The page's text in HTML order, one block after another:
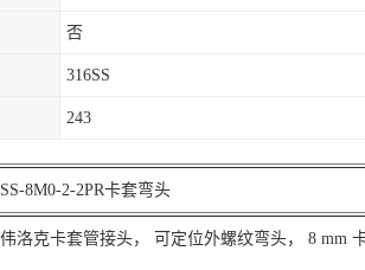
否
316SS
243
8M0-2-2PR卡套弯头
洛克卡套管接头， 可定位外螺纹弯头， 8 mm